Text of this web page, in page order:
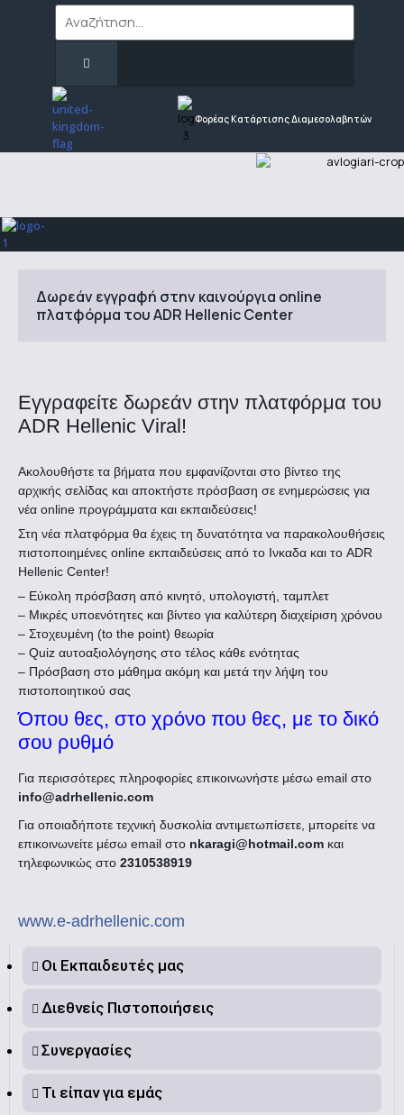
Φορέας Κατάρτισης Διαμεσολαβητών
Δωρεάν εγγραφή στην καινούργια online
πλατφόρμα του ADR Hellenic Center
Εγγραφείτε δωρεάν στην πλατφόρμα του
ADR Hellenic Viral!
Ακολουθήστε τα βήματα που εμφανίζονται στο βίντεο της
αρχικής σελίδας και αποκτήστε πρόσβαση σε ενημερώσεις για
νέα online προγράμματα και εκπαιδεύσεις!
Στη νέα πλατφόρμα θα έχεις τη δυνατότητα να παρακολουθήσεις
πιστοποιημένες online εκπαιδεύσεις από το Ινκαδα και το ADR
Hellenic Center!
– Εύκολη πρόσβαση από κινητό, υπολογιστή, ταμπλετ
– Μικρές υποενότητες και βίντεο για καλύτερη διαχείριση χρόνου
– Στοχευμένη (to the point) θεωρία
– Quiz αυτοαξιολόγησης στο τέλος κάθε ενότητας
– Πρόσβαση στο μάθημα ακόμη και μετά την λήψη του
πιστοποιητικού σας
Όπου θες, στο χρόνο που θες, με το δικό
σου ρυθμό
Για περισσότερες πληροφορίες επικοινωνήστε μέσω email στο
info@adrhellenic.com
Για οποιαδήποτε τεχνική δυσκολία αντιμετωπίσετε, μπορείτε να
επικοινωνείτε μέσω email στο nkaragi@hotmail.com και
τηλεφωνικώς στο 2310538919
www.e-adrhellenic.com
Οι Εκπαιδευτές μας
Διεθνείς Πιστοποιήσεις
Συνεργασίες
Τι είπαν για εμάς